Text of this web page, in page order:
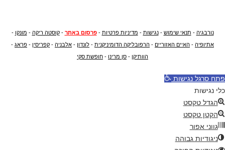
נורבגיה - תנאי שימוש -נגישות - מדיניות פרטיות -פרסום באתר -קוסטה ריקה - מונקו -
אתיופיה - האיים האזוריים - הרפובליקה הדומיניקנית - לונדון - אלבניה - קפריסין - פראג -
הוותיקן - סן מרינו - חופשת סקי
פתח סרגל נגישות
כלי נגישות
הגדל טקסט
הקטן טקסט
גווני אפור
ניגודיות גבוהה